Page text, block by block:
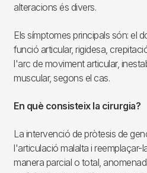
alteracions és divers.
Els símptomes principals són: el
funció articular, rigidesa,
l'arc de moviment articular,
muscular, segons el cas.
En què consisteix la cirurgia?
La intervenció de pròtesis de
l'articulació malalta i reemplaçar-
manera parcial o total,